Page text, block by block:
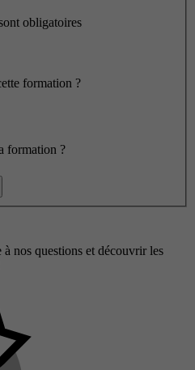
obligatoires
formation ?
formation ?
nos questions et découvrir les